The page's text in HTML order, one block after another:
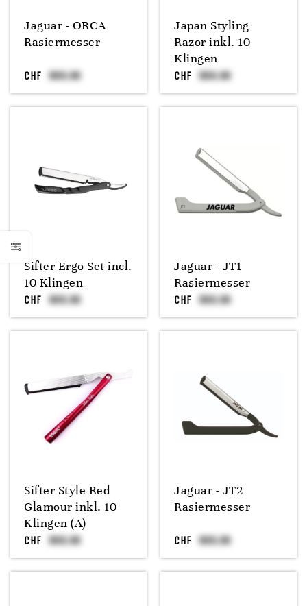
Jaguar - ORCA
Rasiermesser
CHF
Japan Styling
Razor inkl. 10
Klingen
CHF
Sifter Ergo Set incl.
10 Klingen
CHF
Jaguar - JT1
Rasiermesser
CHF
Sifter Style Red
Glamour inkl. 10
Klingen (A)
CHF
Jaguar - JT2
Rasiermesser
CHF